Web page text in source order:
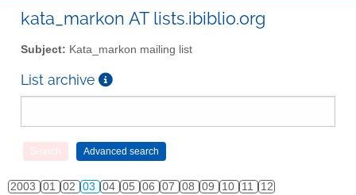
kata_markon AT lists.ibiblio.org
Subject: Kata_markon mailing list
List archive
2003 01 02 03 04 05 06 07 08 09 10 11 12